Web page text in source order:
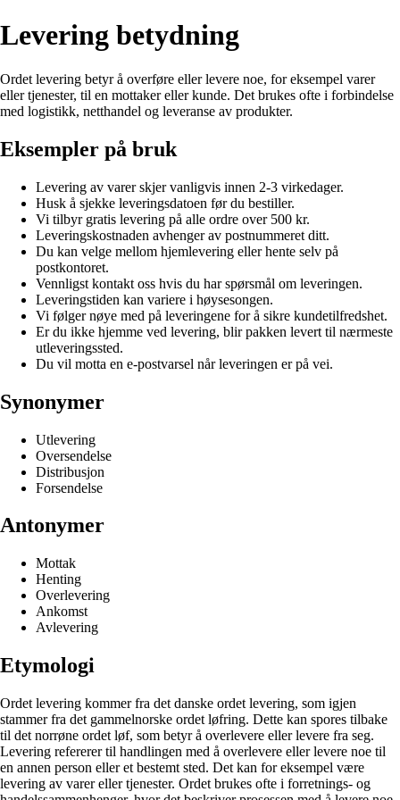
Levering betydning
Ordet levering betyr å overføre eller levere noe, for eksempel varer
eller tjenester, til en mottaker eller kunde. Det brukes ofte i forbindelse
med logistikk, netthandel og leveranse av produkter.
Eksempler på bruk
Levering av varer skjer vanligvis innen 2-3 virkedager.
Husk å sjekke leveringsdatoen før du bestiller.
Vi tilbyr gratis levering på alle ordre over 500 kr.
Leveringskostnaden avhenger av postnummeret ditt.
Du kan velge mellom hjemlevering eller hente selv på
postkontoret.
Vennligst kontakt oss hvis du har spørsmål om leveringen.
Leveringstiden kan variere i høysesongen.
Vi følger nøye med på leveringene for å sikre kundetilfredshet.
Er du ikke hjemme ved levering, blir pakken levert til nærmeste
utleveringssted.
Du vil motta en e-postvarsel når leveringen er på vei.
Synonymer
Utlevering
Oversendelse
Distribusjon
Forsendelse
Antonymer
Mottak
Henting
Overlevering
Ankomst
Avlevering
Etymologi
Ordet levering kommer fra det danske ordet levering, som igjen
stammer fra det gammelnorske ordet løfring. Dette kan spores tilbake
til det norrøne ordet løf, som betyr å overlevere eller levere fra seg.
Levering refererer til handlingen med å overlevere eller levere noe til
en annen person eller et bestemt sted. Det kan for eksempel være
levering av varer eller tjenester. Ordet brukes ofte i forretnings- og